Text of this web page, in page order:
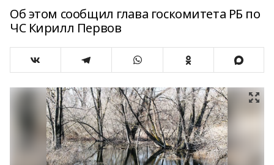
Об этом сообщил глава госкомитета РБ по
ЧС Кирилл Первов